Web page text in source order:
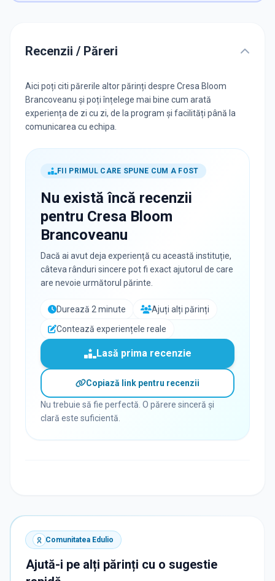
Recenzii / Păreri
Aici poți citi părerile altor părinți despre Cresa Bloom
Brancoveanu și poți înțelege mai bine cum arată
experiența de zi cu zi, de la program și facilități până la
comunicarea cu echipa.
FII PRIMUL CARE SPUNE CUM A FOST
Nu există încă recenzii
pentru Cresa Bloom
Brancoveanu
Dacă ai avut deja experiență cu această instituție,
câteva rânduri sincere pot fi exact ajutorul de care
are nevoie următorul părinte.
Durează 2 minute
Ajuți alți părinți
Contează experiențele reale
Lasă prima recenzie
Copiază link pentru recenzii
Nu trebuie să fie perfectă. O părere sinceră și
clară este suficientă.
Comunitatea Edulio
Ajută-i pe alți părinți cu o sugestie